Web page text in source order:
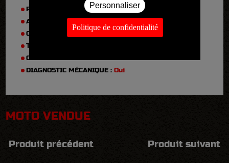
RÉFÉRENCE :
2021FR1179
ANNÉE :
CYLINDRÉE :
TYPE :
CARTE GRISE :
DIAGNOSTIC MÉCANIQUE :Oui
MOTO VENDUE
Produit précédent Produit suivant
Personnaliser
Politique de confidentialité